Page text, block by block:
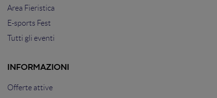
Area Fieristica
E-sports Fest
Tutti gli eventi
INFORMAZIONI
Offerte attive